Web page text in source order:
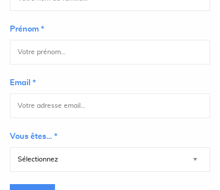
Prénom *
Email *
Vous êtes... *